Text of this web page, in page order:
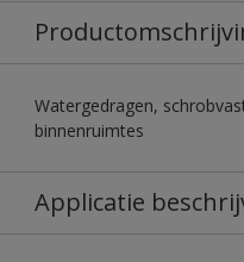
Watergedragen,
binnenruimtes
Applicatie